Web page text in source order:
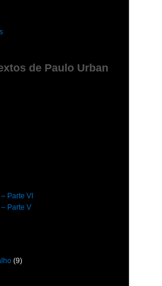
de Paulo Urban
Parte VI
Parte V
(9)